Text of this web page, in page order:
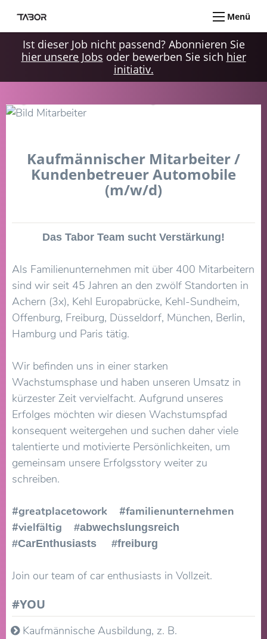
Menü
Ist dieser Job nicht passend? Abonnieren Sie
hier unsere Jobs oder bewerben Sie sich hier
initiativ.
Kaufmännischer Mitarbeiter /
Kundenbetreuer Automobile
(m/w/d)
Das Tabor Team sucht Verstärkung!
Als Familienunternehmen mit über 400 Mitarbeitern
sind wir seit 45 Jahren an den zwölf Standorten in
Achern (3x), Kehl Europabrücke, Kehl-Sundheim,
Offenburg, Freiburg, Düsseldorf, München, Berlin,
Hamburg und Paris tätig.
Wir befinden uns in einer starken
Wachstumsphase und haben unseren Umsatz in
kürzester Zeit vervielfacht. Aufgrund unseres
Erfolges möchten wir diesen Wachstumspfad
konsequent weitergehen und suchen daher viele
talentierte und motivierte Persönlichkeiten, um
gemeinsam unsere Erfolgsstory weiter zu
schreiben.
#greatplacetowork #familienunternehmen
#vielfältig #abwechslungsreich
#CarEnthusiasts #freiburg
Join our team of car enthusiasts in Vollzeit.
#YOU
Kaufmännische Ausbildung, z. B.